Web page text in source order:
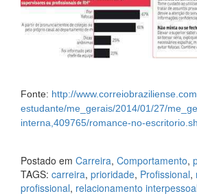
Fonte: http://www.
estudante/me_ gerais/2014/01/27/
interna,409765/romance-no-
Postado em Carreira, Comportamento,
TAGS: carreira, prioridade, Profissional,
profissional, relacionamento interpessoal